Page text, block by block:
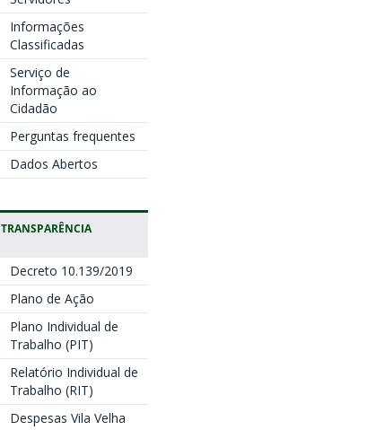
Informações
Classificadas
Serviço de
Informação ao
Cidadão
Perguntas frequentes
Dados Abertos
TRANSPARÊNCIA
Decreto 10.139/2019
Plano de Ação
Plano Individual de
Trabalho (PIT)
Relatório Individual de
Trabalho (RIT)
Despesas Vila Velha